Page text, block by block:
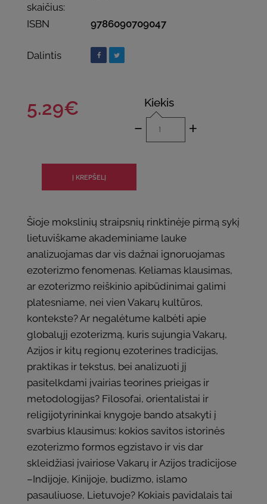
skaičius:
ISBN 9786090709047
Dalintis
5.29€ Kiekis
- +
Šioje mokslinių straipsnių rinktinėje pirmą sykį
lietuviškame akademiniame lauke
analizuojamas dar vis dažnai ignoruojamas
ezoterizmo fenomenas. Keliamas klausimas,
ar ezoterizmo reiškinio apibūdinimai galimi
platesniame, nei vien Vakarų kultūros,
kontekste? Ar negalėtume kalbėti apie
globalųjį ezoterizmą, kuris sujungia Vakarų,
Azijos ir kitų regionų ezoterines tradicijas,
praktikas ir tekstus, bei analizuoti jį
pasitelkdami įvairias teorines prieigas ir
metodologijas? Filosofai, orientalistai ir
religijotyrininkai knygoje bando atsakyti į
svarbius klausimus: kokios savitos istorinės
ezoterizmo formos egzistavo ir vis dar
skleidžiasi įvairiose Vakarų ir Azijos tradicijose
–Indijoje, Kinijoje, budizmo, islamo
pasauliuose, Lietuvoje? Kokiais pavidalais tai